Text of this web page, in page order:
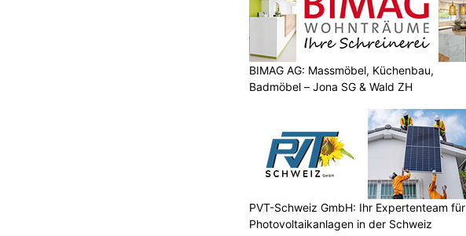
BIMAG AG: Massmöbel, Küchenbau,
Badmöbel – Jona SG & Wald ZH
PVT-Schweiz GmbH: Ihr Expertenteam für
Photovoltaikanlagen in der Schweiz